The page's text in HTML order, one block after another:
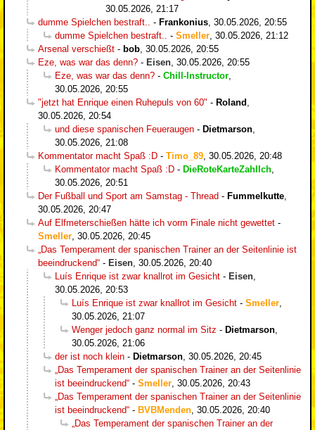
30.05.2026, 21:17
dumme Spielchen bestraft..
- Frankonius 30.05.2026, 20:55
dumme Spielchen bestraft..
- Smeller 30.05.2026, 21:12
Arsenal verschießt - bob 30.05.2026, 20:55
Eze, was war das denn? - Eisen 30.05.2026, 20:55
Eze, was war das denn? - Chill-Instructor
30.05.2026, 20:55
"jetzt hat Enrique einen Ruhepuls von 60" - Roland
30.05.2026, 20:54
und diese spanischen Feueraugen - Dietmarson
30.05.2026, 21:08
Kommentator macht Spaß :D - Timo_89 30.05.2026, 20:48
Kommentator macht Spaß :D - DieRoteKarteZahlIch
30.05.2026, 20:51
Der Fußball und Sport am Samstag - Thread - Fummelkutte
30.05.2026, 20:47
Auf Elfmeterschießen hätte ich vorm Finale nicht gewettet -
Smeller 30.05.2026, 20:45
„Das Temperament der spanischen Trainer an der Seitenlinie ist
beeindruckend“ - Eisen 30.05.2026, 20:40
Luís Enrique ist zwar knallrot im Gesicht - Eisen
30.05.2026, 20:53
Luís Enrique ist zwar knallrot im Gesicht - Smeller
30.05.2026, 21:07
Wenger jedoch ganz normal im Sitz - Dietmarson
30.05.2026, 21:06
der ist noch klein - Dietmarson 30.05.2026, 20:45
„Das Temperament der spanischen Trainer an der Seitenlinie
ist beeindruckend“ - Smeller 30.05.2026, 20:43
„Das Temperament der spanischen Trainer an der Seitenlinie
ist beeindruckend“ - BVBMenden 30.05.2026, 20:40
„Das Temperament der spanischen Trainer an der